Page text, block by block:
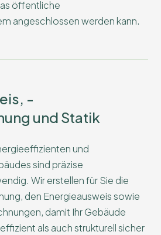
öffentliche
angeschlossen werden kann.
-
und Statik
und
sind präzise
Wir erstellen für Sie die
den Energieausweis sowie
damit Ihr Gebäude
als auch strukturell sicher